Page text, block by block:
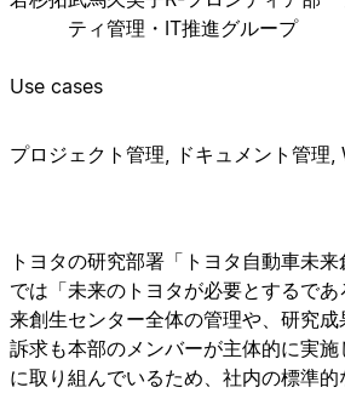
トヨタの研究部署「トヨタ自動車未
では「未来のトヨタが必要とするで
来創生センター全体の管理や、研究
訴求も本部のメンバーが主体的に実
に取り組んでいるため、社内の標準
ティ管理・IT推進グループ
Use cases
プロジェクト管理, ドキュメント管理,